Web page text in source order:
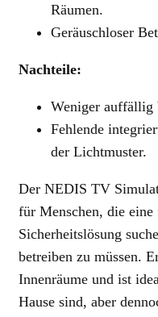
Räumen.
Geräuschloser
Nachteile:
Weniger auffällig
Fehlende
der Lichtmuster.
Der NEDIS TV
für Menschen, die
Sicherheitslösung
betreiben zu müssen.
Innenräume und ist
Hause sind, aber